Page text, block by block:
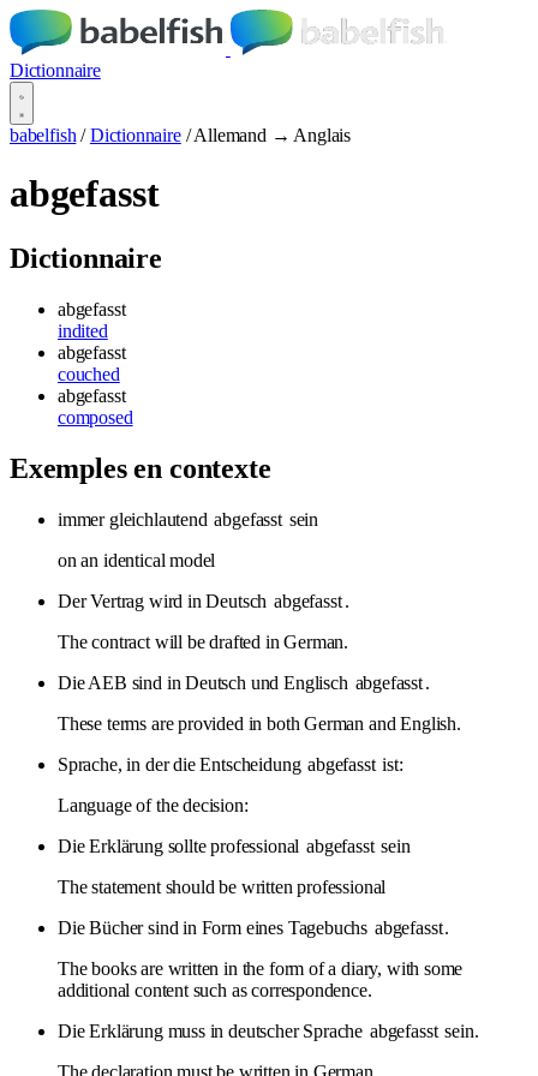
Dictionnaire
babelfish / Dictionnaire / Allemand → Anglais
abgefasst
Dictionnaire
abgefasst
indited
abgefasst
couched
abgefasst
composed
Exemples en contexte
immer gleichlautend abgefasst sein
on an identical model
Der Vertrag wird in Deutsch abgefasst .
The contract will be drafted in German.
Die AEB sind in Deutsch und Englisch abgefasst.
These terms are provided in both German and English.
Sprache, in der die Entscheidung abgefasst ist:
Language of the decision:
Die Erklärung sollte professional abgefasst sein
The statement should be written professional
Die Bücher sind in Form eines Tagebuchs abgefasst.
The books are written in the form of a diary, with some
additional content such as correspondence.
Die Erklärung muss in deutscher Sprache abgefasst sein.
The declaration must be written in German.